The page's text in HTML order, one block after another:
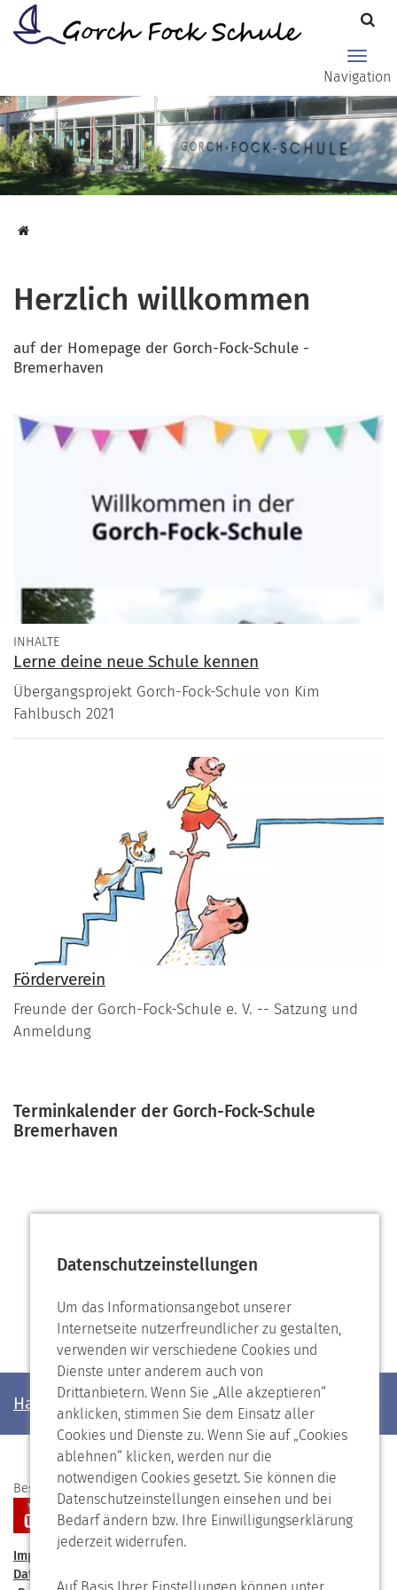
Datenschutzeinstellungen
Um das Informationsangebot unserer
Internetseite nutzerfreundlicher zu gestalten,
verwenden wir verschiedene Cookies und
Dienste unter anderem auch von
Drittanbietern. Wenn Sie „Alle akzeptieren“
anklicken, stimmen Sie dem Einsatz aller
Cookies und Dienste zu. Wenn Sie auf „Cookies
ablehnen“ klicken, werden nur die
notwendigen Cookies gesetzt. Sie können die
Datenschutzeinstellungen einsehen und bei
Bedarf ändern bzw. Ihre Einwilligungserklärung
jederzeit widerrufen.
Zum Hauptinhalt springen
Navigation
Herzlich willkommen
auf der Homepage der Gorch-Fock-Schule -
Bremerhaven
INHALTE
Lerne deine neue Schule kennen
Übergangsprojekt Gorch-Fock-Schule von Kim
Fahlbusch 2021
Förderverein
Freunde der Gorch-Fock-Schule e. V. -- Satzung und
Anmeldung
Terminkalender der Gorch-Fock-Schule
Bremerhaven
Haben Sie noch Fragen?
Besuchen Sie uns auf
Impressum
Datenschutzerklärung